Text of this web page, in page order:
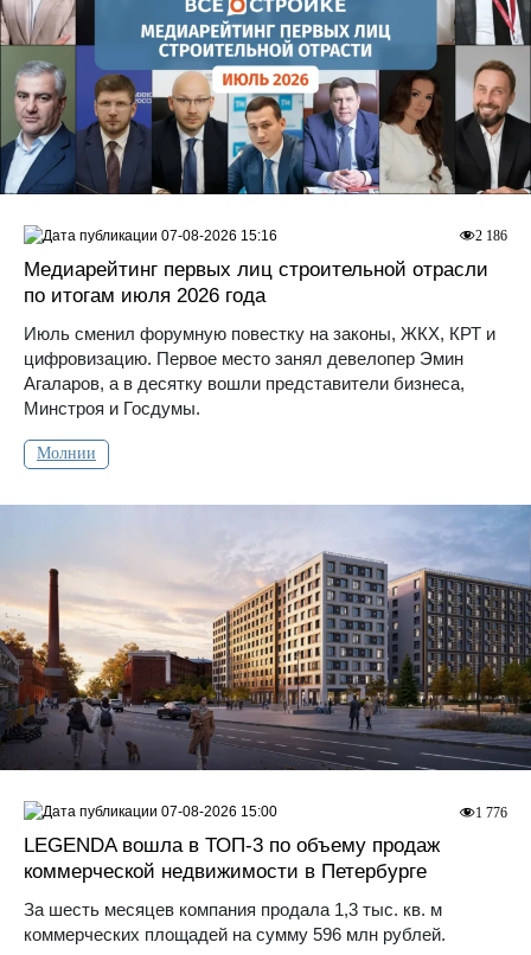
Медиарейтинг первых лиц строительной отрасли
по итогам июля 2026 года
Июль сменил форумную повестку на законы, ЖКХ, КРТ и
цифровизацию. Первое место занял девелопер Эмин
Агаларов, а в десятку вошли представители бизнеса,
Минстроя и Госдумы.
Молнии
2 186
07-08-2026 15:16
LEGENDA вошла в ТОП-3 по объему продаж
коммерческой недвижимости в Петербурге
За шесть месяцев компания продала 1,3 тыс. кв. м
коммерческих площадей на сумму 596 млн рублей.
1 776
07-08-2026 15:00